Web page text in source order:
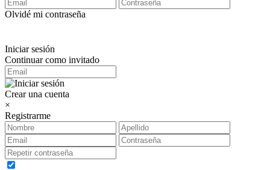
Olvidé mi contraseña
Iniciar sesión
Continuar como invitado
Crear una cuenta
×
Registrarme